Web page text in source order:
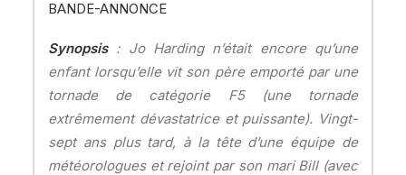
BANDE-ANNONCE
Synopsis: Jo Harding n’était encore qu’une
enfant lorsqu’elle vit son père emporté par une
tornade de catégorie F5 (une tornade
extrêmement dévastatrice et puissante). Vingt-
sept ans plus tard, à la tête d’une équipe de
météorologues et rejoint par son mari Bill (avec